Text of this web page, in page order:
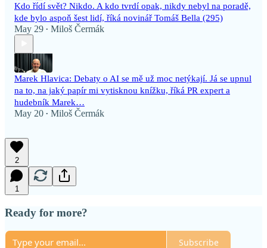
Kdo řídí svět? Nikdo. A kdo tvrdí opak, nikdy nebyl na poradě,
kde bylo aspoň šest lidí, říká novinář Tomáš Bella (295)
May 29 • Miloš Čermák
Marek Hlavica: Debaty o AI se mě už moc netýkají. Já se upnul
na to, na jaký papír mi vytisknou knížku, říká PR expert a
hudebník Marek…
May 20 • Miloš Čermák
2
1
Ready for more?
Subscribe